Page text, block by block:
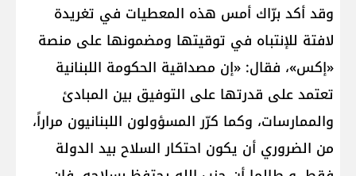
وقد أكد برّاك أمس هذه المعطيات في تغريدة
لافتة للإنتباه في توقيتها ومضمونها على منصة
«إكس»، فقال: «إن مصداقية الحكومة اللبنانية
تعتمد على قدرتها على التوفيق بين المبادئ
والممارسات، وكما كرّر المسؤولون اللبنانيون مراراً،
من الضروري أن يكون احتكار السلاح بيد الدولة